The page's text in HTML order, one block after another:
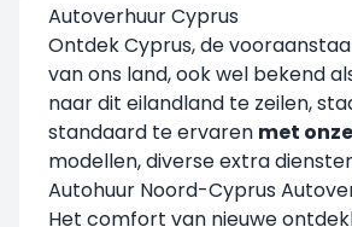
Autoverhuur Cyprus
Ontdek Cyprus, de
van ons land, ook wel bekend
naar dit eilandland te zeilen,
standaard te ervaren met
modellen, diverse extra
Autohuur Noord-Cyprus
Het comfort van nieuwe